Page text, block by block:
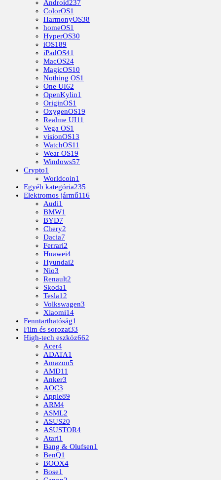
Android237
ColorOS1
HarmonyOS38
homeOS1
HyperOS30
iOS189
iPadOS41
MacOS24
MagicOS10
Nothing OS1
One UI62
OpenKylin1
OriginOS1
OxygenOS19
Realme UI11
Vega OS1
visionOS13
WatchOS11
Wear OS19
Windows57
Crypto1
Worldcoin1
Egyéb kategória235
Elektromos jármű116
Audi1
BMW1
BYD7
Chery2
Dacia7
Ferrari2
Huawei4
Hyundai2
Nio3
Renault2
Skoda1
Tesla12
Volkswagen3
Xiaomi14
Fenntarthatóság1
Film és sorozat33
High-tech eszköz662
Acer4
ADATA1
Amazon5
AMD11
Anker3
AOC3
Apple89
ARM4
ASML2
ASUS20
ASUSTOR4
Atari1
Bang & Olufsen1
BenQ1
BOOX4
Bose1